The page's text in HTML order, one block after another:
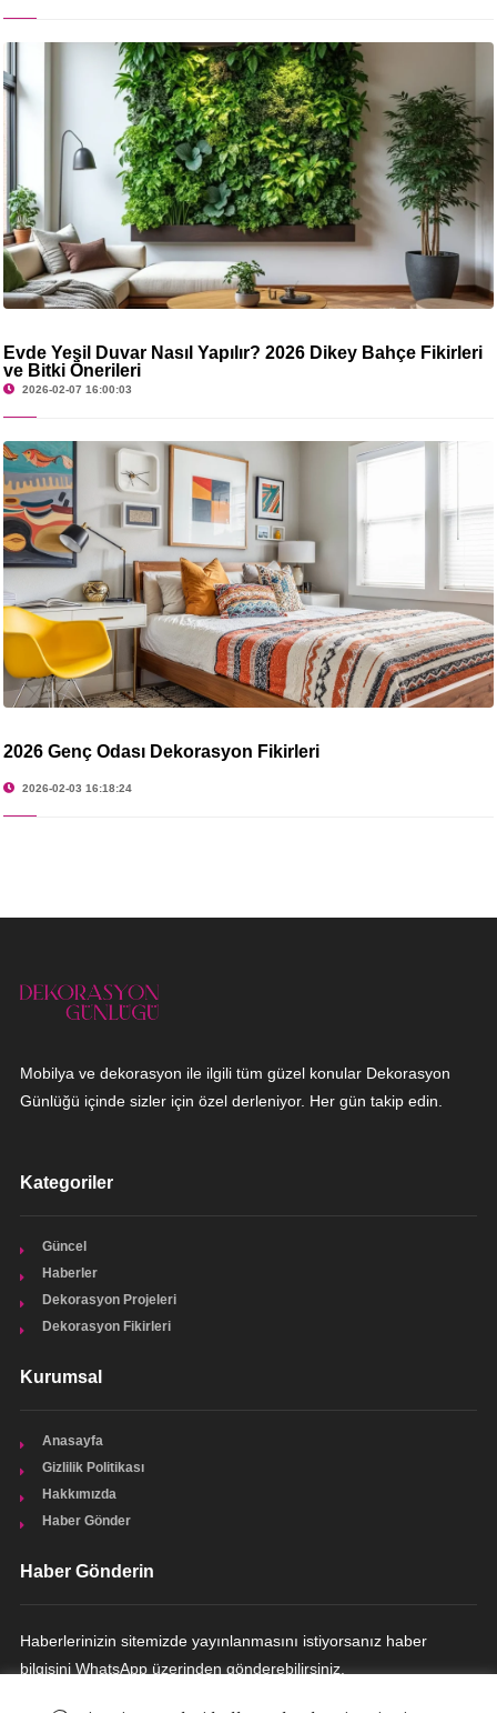
Evde Yeşil Duvar Nasıl Yapılır? 2026 Dikey Bahçe Fikirleri
ve Bitki Önerileri
2026-02-07 16:00:03
2026 Genç Odası Dekorasyon Fikirleri
2026-02-03 16:18:24
Mobilya ve dekorasyon ile ilgili tüm güzel konular Dekorasyon
Günlüğü içinde sizler için özel derleniyor. Her gün takip edin.
Kategoriler
Güncel
Haberler
Dekorasyon Projeleri
Dekorasyon Fikirleri
Kurumsal
Anasayfa
Gizlilik Politikası
Hakkımızda
Haber Gönder
Haber Gönderin
Haberlerinizin sitemizde yayınlanmasını istiyorsanız haber
bilgisini WhatsApp üzerinden gönderebilirsiniz.